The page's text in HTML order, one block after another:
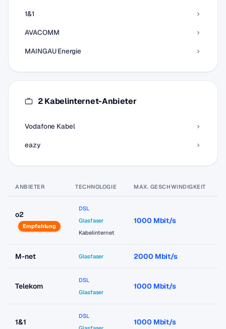
1&1
AVACOMM
MAINGAU Energie
2 Kabelinternet-Anbieter
Vodafone Kabel
eazy
ANBIETER TECHNOLOGIE MAX. GESCHWINDIGKEIT
o2
Empfehlung
DSL
Glasfaser
Kabelinternet
1000 Mbit/s
M-net Glasfaser 2000 Mbit/s
Telekom
DSL
Glasfaser
1000 Mbit/s
1&1
DSL
1000 Mbit/s